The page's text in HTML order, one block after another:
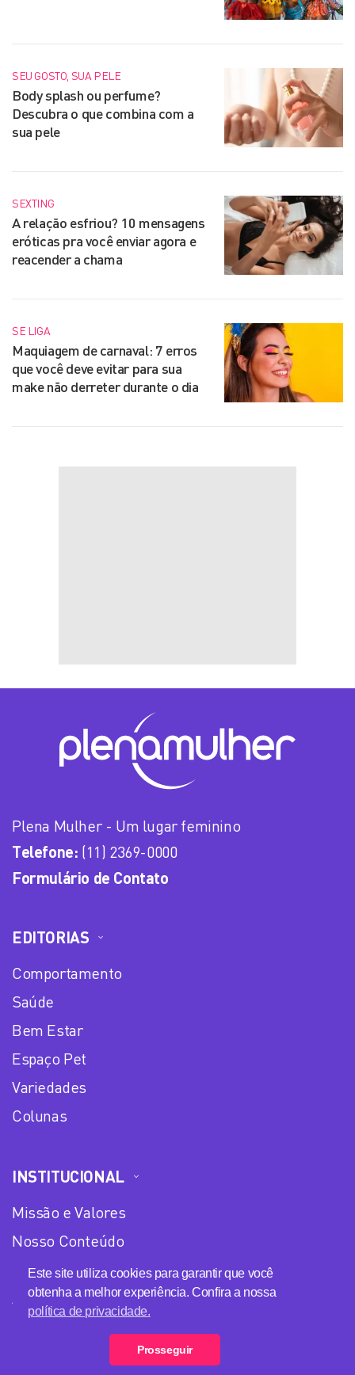
Este site utiliza cookies para garantir que você
obtenha a melhor experiência. Confira a nossa
política de privacidade.
Prosseguir
SEU GOSTO, SUA PELE
Body splash ou perfume?
Descubra o que combina com a
sua pele
SEXTING
A relação esfriou? 10 mensagens
eróticas pra você enviar agora e
reacender a chama
SE LIGA
Maquiagem de carnaval: 7 erros
que você deve evitar para sua
make não derreter durante o dia
Plena Mulher - Um lugar feminino
Telefone: (11) 2369-0000
Formulário de Contato
EDITORIAS
Comportamento
Saúde
Bem Estar
Espaço Pet
Variedades
Colunas
INSTITUCIONAL
Missão e Valores
Nosso Conteúdo
Equipe
Anuncie no Plena Mulher
Loja Plena Mulher